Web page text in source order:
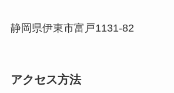
静岡県伊東市富戸1131-82
アクセス方法